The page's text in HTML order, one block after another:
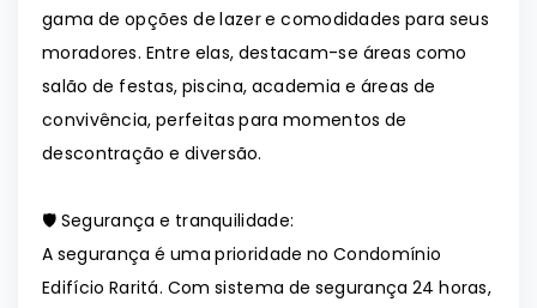
gama de opções de lazer e comodidades para seus
moradores. Entre elas, destacam-se áreas como
salão de festas, piscina, academia e áreas de
convivência, perfeitas para momentos de
descontração e diversão.
🛡️ Segurança e tranquilidade:
A segurança é uma prioridade no Condomínio
Edifício Raritá. Com sistema de segurança 24 horas,